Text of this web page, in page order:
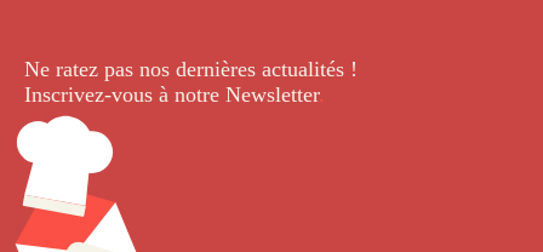
Ne ratez pas nos dernières actualités !
Inscrivez-vous à notre Newsletter.